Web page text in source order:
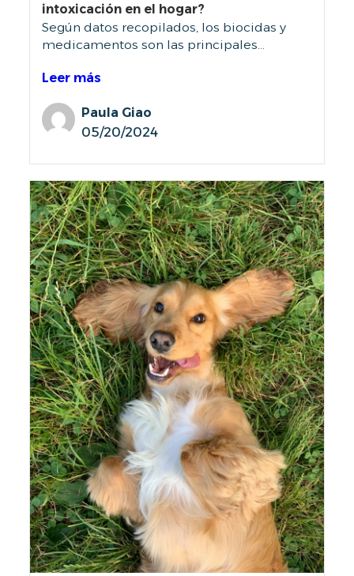
intoxicación en el hogar?
Según datos recopilados, los biocidas y
medicamentos son las principales...
Leer más
Paula Giao
05/20/2024